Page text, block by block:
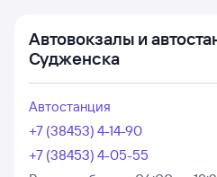
Автовокзалы и
Судженска
Автостанция
+7 (38453) 4-14-90
+7 (38453) 4-05-55